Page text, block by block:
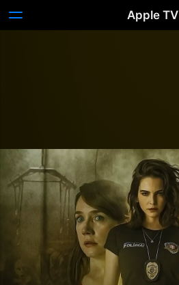
Apple TV